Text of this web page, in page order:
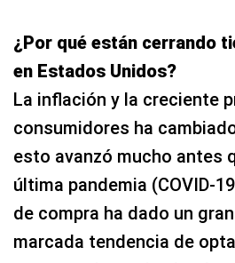
¿Por qué están cerrando
en Estados Unidos?
La inflación y la creciente
consumidores ha
esto avanzó mucho antes
última pandemia (COVID-
de compra ha dado un
marcada tendencia de